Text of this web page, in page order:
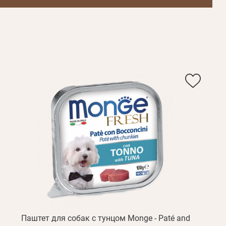
Паштет для собак с тунцом Monge - Paté and
Зарегистрироваться